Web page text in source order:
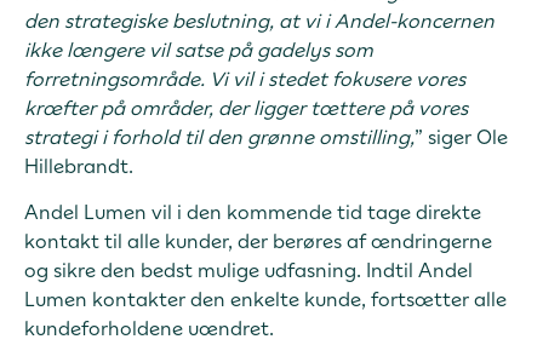
den strategiske beslutning, at vi i Andel-koncernen
ikke længere vil satse på gadelys som
forretningsområde. Vi vil i stedet fokusere vores
kræfter på områder, der ligger tættere på vores
strategi i forhold til den grønne omstilling,” siger Ole
Hillebrandt.
Andel Lumen vil i den kommende tid tage direkte
kontakt til alle kunder, der berøres af ændringerne
og sikre den bedst mulige udfasning. Indtil Andel
Lumen kontakter den enkelte kunde, fortsætter alle
kundeforholdene uændret.